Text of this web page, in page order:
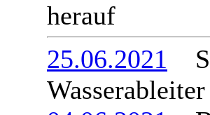
herauf
25.06.2021
Wasserableiter